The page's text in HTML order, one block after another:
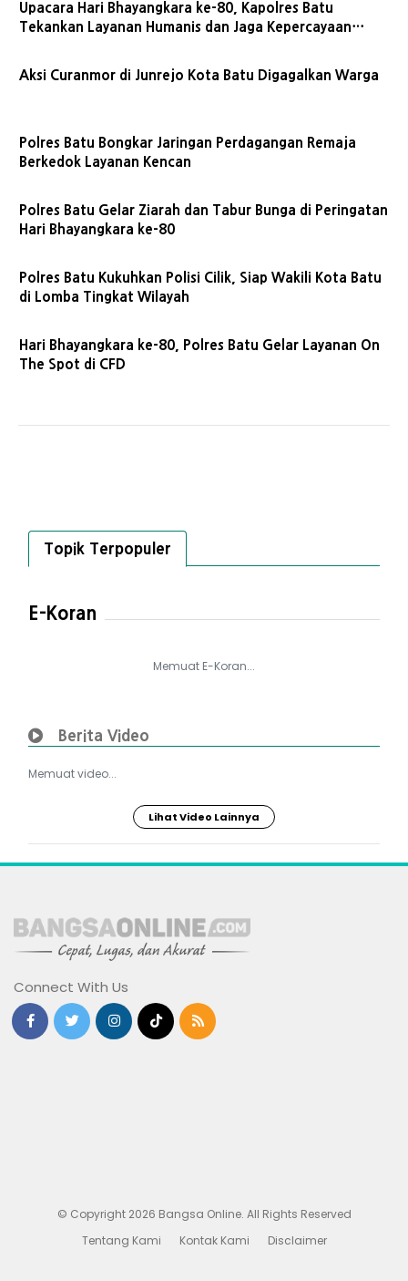
Upacara Hari Bhayangkara ke-80, Kapolres Batu
Tekankan Layanan Humanis dan Jaga Kepercayaan
Aksi Curanmor di Junrejo Kota Batu Digagalkan Warga
Polres Batu Bongkar Jaringan Perdagangan Remaja
Berkedok Layanan Kencan
Polres Batu Gelar Ziarah dan Tabur Bunga di Peringatan
Hari Bhayangkara ke-80
Polres Batu Kukuhkan Polisi Cilik, Siap Wakili Kota Batu
di Lomba Tingkat Wilayah
Hari Bhayangkara ke-80, Polres Batu Gelar Layanan On
The Spot di CFD
Topik Terpopuler
E-Koran
Memuat E-Koran...
Berita Video
Memuat video...
Lihat Video Lainnya
Connect With Us
© Copyright 2026 Bangsa Online. All Rights Reserved
Tentang Kami
Kontak Kami Disclaimer